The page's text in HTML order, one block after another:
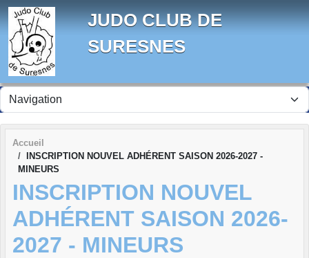
JUDO CLUB DE
SURESNES
Accueil
INSCRIPTION NOUVEL ADHÉRENT SAISON 2026-2027 -
MINEURS
INSCRIPTION NOUVEL
ADHÉRENT SAISON 2026-
2027 - MINEURS
Panneau de gestion des cookies